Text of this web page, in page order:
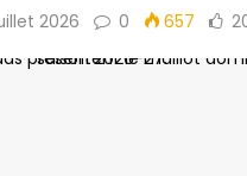
2026 0 657